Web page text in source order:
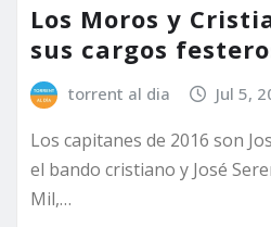
Los Moros y
sus cargos
torrent al dia Jul 5,
Los capitanes de 2016 son
el bando cristiano y José
Mil,…